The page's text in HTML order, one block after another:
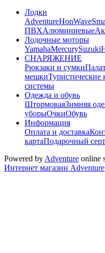
Лодки
AdventureHonWave
ПВХАлюминиевые
Лодочные моторы
YamahaMercurySuzuki
СНАРЯЖЕНИЕ
Рюкзаки и сумки
мешкиТуристические
системы
Одежда и обувь
ШтормоваяЗимняя
уборыОчкиОбувь
Информация
Оплата и доставка
картаПодарочный
Powered byAdventure online
Интернет магазин Adventure